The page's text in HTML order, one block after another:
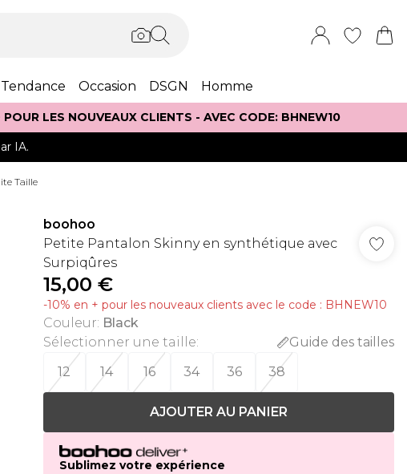
Tendance Occasion DSGN Homme
POUR LES NOUVEAUX CLIENTS - AVEC CODE: BHNEW10
IA.
Taille
boohoo
Petite Pantalon Skinny en synthétique avec
Surpiqûres
15,00 €
-10% en + pour les nouveaux clients avec le code : BHNEW10
Couleur: Black
Sélectionner une taille:
Guide des tailles
12
14 16 34 36 38
AJOUTER AU PANIER
Sublimez votre expérience